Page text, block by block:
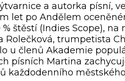
a autorka písní,
let po Andělem
štěstí (Indies Scope),
Rolečková, trumpetista
u členů Akademie
písních Martina
každodenního